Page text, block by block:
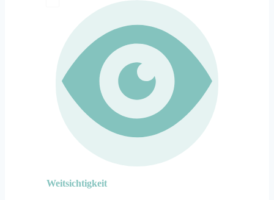
Weitsichtigkeit